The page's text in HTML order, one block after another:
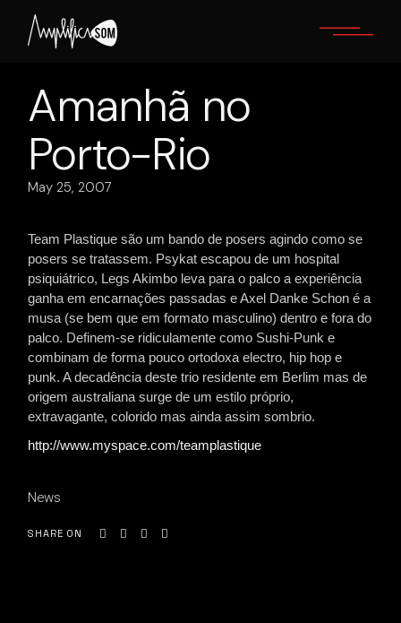
content
Amanhã no
Porto-Rio
May 25, 2007
Team Plastique são um bando de posers agindo como se
posers se tratassem. Psykat escapou de um hospital
psiquiátrico, Legs Akimbo leva para o palco a experiência
ganha em encarnações passadas e Axel Danke Schon é a
musa (se bem que em formato masculino) dentro e fora do
palco. Definem-se ridiculamente como Sushi-Punk e
combinam de forma pouco ortodoxa electro, hip hop e
punk. A decadência deste trio residente em Berlim mas de
origem australiana surge de um estilo próprio,
extravagante, colorido mas ainda assim sombrio.
http://www.myspace.com/teamplastique
News
SHARE ON